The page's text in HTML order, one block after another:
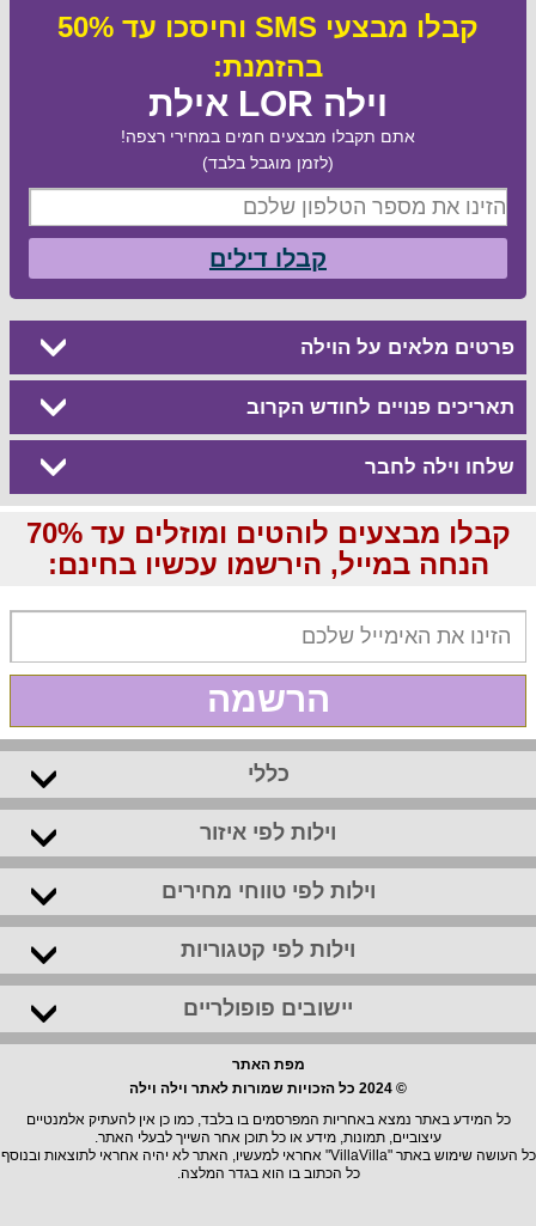
קבלו מבצעי SMS וחיסכו עד 50%
בהזמנת:
וילה LOR אילת
אתם תקבלו מבצעים חמים במחירי רצפה!
(לזמן מוגבל בלבד)
קבלו דילים
פרטים מלאים על הוילה
תאריכים פנויים לחודש הקרוב
שלחו וילה לחבר
קבלו מבצעים לוהטים ומוזלים עד 70%
הנחה במייל, הירשמו עכשיו בחינם:
הרשמה
כללי
וילות לפי איזור
וילות לפי טווחי מחירים
וילות לפי קטגוריות
יישובים פופולריים
מפת האתר
© 2024 כל הזכויות שמורות לאתר וילה וילה
כל המידע באתר נמצא באחריות המפרסמים בו בלבד, כמו כן אין להעתיק אלמנטיים
עיצוביים, תמונות, מידע או כל תוכן אחר השייך לבעלי האתר.
כל העושה שימוש באתר "VillaVilla" אחראי למעשיו, האתר לא יהיה אחראי לתוצאות ובנוסף
כל הכתוב בו הוא בגדר המלצה.